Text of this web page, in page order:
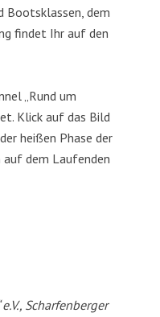
Bootsklassen, dem
findet Ihr auf den
„Rund um
Klick auf das Bild
heißen Phase der
dem Laufenden
Scharfenberger